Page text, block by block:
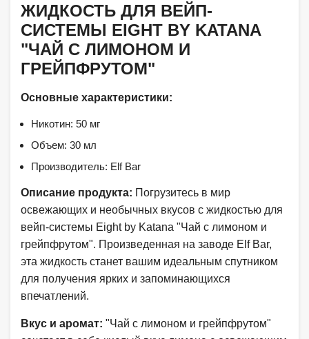
ЖИДКОСТЬ ДЛЯ ВЕЙП-
СИСТЕМЫ EIGHT BY KATANA
"ЧАЙ С ЛИМОНОМ И
ГРЕЙПФРУТОМ"
Основные характеристики:
Никотин: 50 мг
Объем: 30 мл
Производитель: Elf Bar
Описание продукта: Погрузитесь в мир
освежающих и необычных вкусов с жидкостью для
вейп-системы Eight by Katana "Чай с лимоном и
грейпфрутом". Произведенная на заводе Elf Bar,
эта жидкость станет вашим идеальным спутником
для получения ярких и запоминающихся
впечатлений.
Вкус и аромат: "Чай с лимоном и грейпфрутом"